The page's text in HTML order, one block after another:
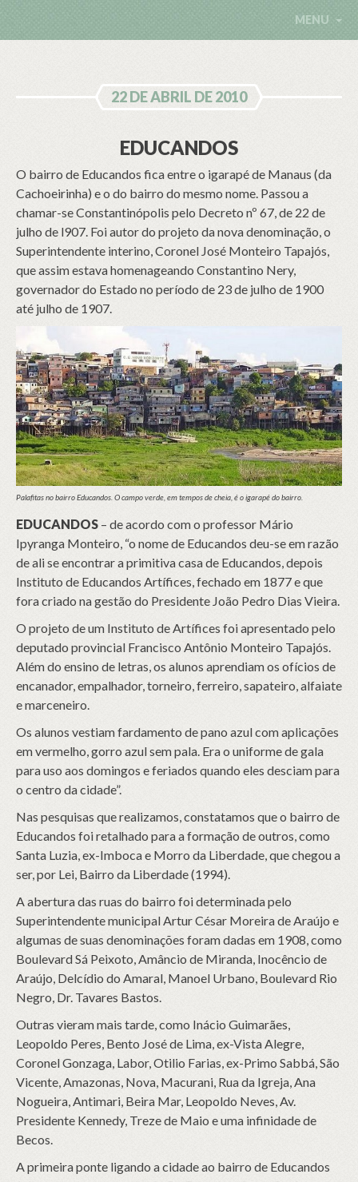
MENU
22 DE ABRIL DE 2010
EDUCANDOS
O bairro de Educandos fica entre o igarapé de Manaus (da
Cachoeirinha) e o do bairro do mesmo nome. Passou a
chamar-se Constantinópolis pelo Decreto nº 67, de 22 de
julho de l907. Foi autor do projeto da nova denominação, o
Superintendente interino, Coronel José Monteiro Tapajós,
que assim estava homenageando Constantino Nery,
governador do Estado no período de 23 de julho de 1900
até julho de 1907.
Palafitas no bairro Educandos. O campo verde, em tempos de cheia, é o igarapé do bairro.
EDUCANDOS – de acordo com o professor Mário
Ipyranga Monteiro, “o nome de Educandos deu-se em razão
de ali se encontrar a primitiva casa de Educandos, depois
Instituto de Educandos Artífices, fechado em 1877 e que
fora criado na gestão do Presidente João Pedro Dias Vieira.
O projeto de um Instituto de Artífices foi apresentado pelo
deputado provincial Francisco Antônio Monteiro Tapajós.
Além do ensino de letras, os alunos aprendiam os ofícios de
encanador, empalhador, torneiro, ferreiro, sapateiro, alfaiate
e marceneiro.
Os alunos vestiam fardamento de pano azul com aplicações
em vermelho, gorro azul sem pala. Era o uniforme de gala
para uso aos domingos e feriados quando eles desciam para
o centro da cidade”.
Nas pesquisas que realizamos, constatamos que o bairro de
Educandos foi retalhado para a formação de outros, como
Santa Luzia, ex-Imboca e Morro da Liberdade, que chegou a
ser, por Lei, Bairro da Liberdade (1994).
A abertura das ruas do bairro foi determinada pelo
Superintendente municipal Artur César Moreira de Araújo e
algumas de suas denominações foram dadas em 1908, como
Boulevard Sá Peixoto, Amâncio de Miranda, Inocêncio de
Araújo, Delcídio do Amaral, Manoel Urbano, Boulevard Rio
Negro, Dr. Tavares Bastos.
Outras vieram mais tarde, como Inácio Guimarães,
Leopoldo Peres, Bento José de Lima, ex-Vista Alegre,
Coronel Gonzaga, Labor, Otilio Farias, ex-Primo Sabbá, São
Vicente, Amazonas, Nova, Macurani, Rua da Igreja, Ana
Nogueira, Antimari, Beira Mar, Leopoldo Neves, Av.
Presidente Kennedy, Treze de Maio e uma infinidade de
Becos.
A primeira ponte ligando a cidade ao bairro de Educandos